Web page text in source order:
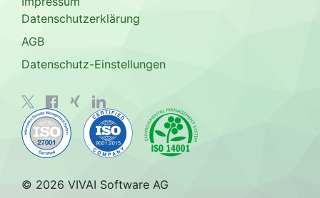
Datenschutzerklärung
AGB
Datenschutz-Einstellungen
© 2026 VIVAI Software AG